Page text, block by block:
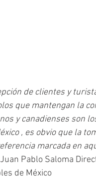
de clientes y
que mantengan la
y canadienses son
, es obvio que la
marcada en
Juan Pablo Saloma
de México